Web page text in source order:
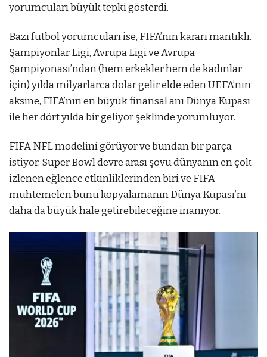
yorumcuları büyük tepki gösterdi.
Bazı futbol yorumcuları ise, FIFA’nın kararı mantıklı.
Şampiyonlar Ligi, Avrupa Ligi ve Avrupa
Şampiyonası’ndan (hem erkekler hem de kadınlar
için) yılda milyarlarca dolar gelir elde eden UEFA’nın
aksine, FIFA’nın en büyük finansal anı Dünya Kupası
ile her dört yılda bir geliyor şeklinde yorumluyor.
FIFA NFL modelini görüyor ve bundan bir parça
istiyor. Super Bowl devre arası şovu dünyanın en çok
izlenen eğlence etkinliklerinden biri ve FIFA
muhtemelen bunu kopyalamanın Dünya Kupası’nı
daha da büyük hale getirebileceğine inanıyor.